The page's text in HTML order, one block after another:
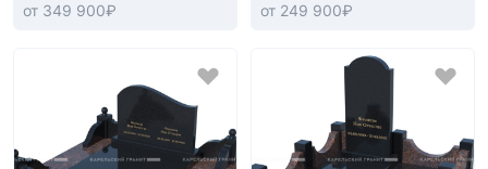
от 349 900₽
от 249 900₽